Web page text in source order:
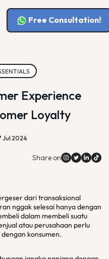
Free Consultation!
Experience
Loyalty
Jul 2024
Share on
dari transaksional
nggak selesai hanya dengan
dalam membeli suatu
atau perusahaan perlu
konsumen.